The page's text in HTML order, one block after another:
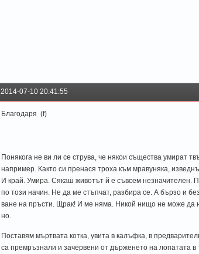
2014-07-10 20:41:55
Благодаря (f)
Понякога не ви ли се струва, че някои същества умират
например. Както си пренася троха към мравуняка,
И край. Умира. Сякаш животът й е съвсем незначителен.
по този начин. Не да ме стъпчат, разбира се. А бързо и
ване на пръсти. Щрак! И ме няма. Никой нищо не може да
но.
Поставям мъртвата котка, увита в калъфка, в
са премръзнали и зачервени от държенето на лопатата в